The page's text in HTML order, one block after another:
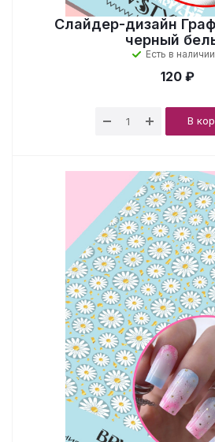
Слайдер-дизайн
черный
Есть в наличии
120 ₽
В